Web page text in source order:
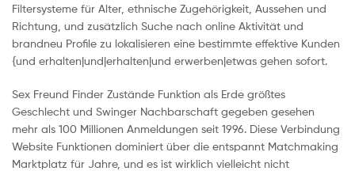
Filtersysteme für Alter, ethnische Zugehörigkeit, Aussehen und
Richtung, und zusätzlich Suche nach online Aktivität und
brandneu Profile zu lokalisieren eine bestimmte effektive Kunden
{und erhalten|und|erhalten|und erwerben|etwas gehen sofort.
Sex Freund Finder Zustände Funktion als Erde größtes
Geschlecht und Swinger Nachbarschaft gegeben gesehen
mehr als 100 Millionen Anmeldungen seit 1996. Diese Verbindung
Website Funktionen dominiert über die entspannt Matchmaking
Marktplatz für Jahre, und es ist wirklich vielleicht nicht